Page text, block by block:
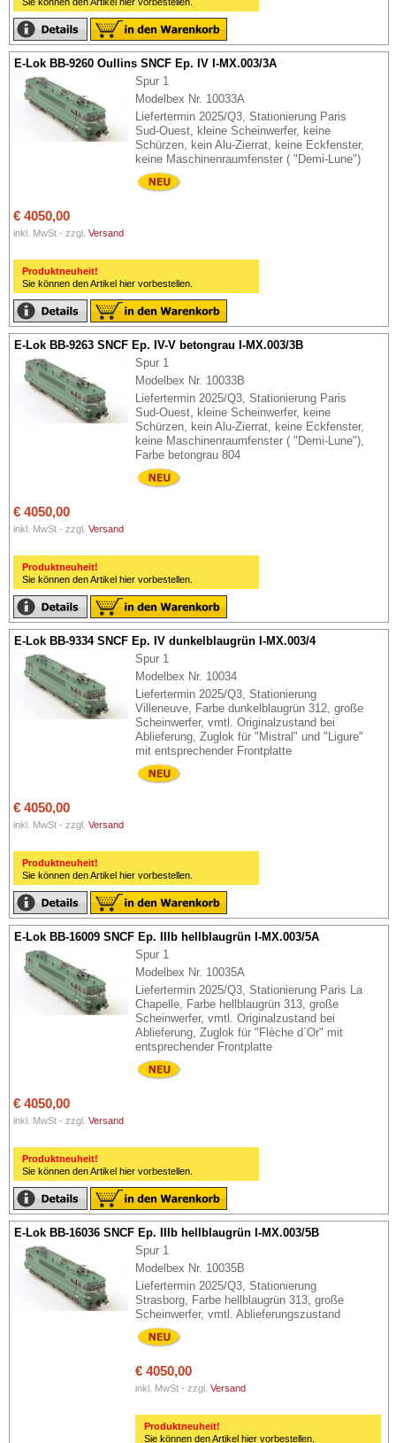
E-Lok BB-9260 Oullins SNCF Ep. IV I-MX.003/3A
Spur 1
Modelbex Nr. 10033A
Liefertermin 2025/Q3, Stationierung Paris
Sud-Ouest, kleine Scheinwerfer, keine
Schürzen, kein Alu-Zierrat, keine Eckfenster,
keine Maschinenraumfenster ( "Demi-Lune")
€ 4050,00
inkl. MwSt - zzgl. Versand
Produktneuheit!
Sie können den Artikel hier vorbestellen.
E-Lok BB-9263 SNCF Ep. IV-V betongrau I-MX.003/3B
Spur 1
Modelbex Nr. 10033B
Liefertermin 2025/Q3, Stationierung Paris
Sud-Ouest, kleine Scheinwerfer, keine
Schürzen, kein Alu-Zierrat, keine Eckfenster,
keine Maschinenraumfenster ( "Demi-Lune"),
Farbe betongrau 804
€ 4050,00
inkl. MwSt - zzgl. Versand
Produktneuheit!
Sie können den Artikel hier vorbestellen.
E-Lok BB-9334 SNCF Ep. IV dunkelblaugrün I-MX.003/4
Spur 1
Modelbex Nr. 10034
Liefertermin 2025/Q3, Stationierung
Villeneuve, Farbe dunkelblaugrün 312, große
Scheinwerfer, vmtl. Originalzustand bei
Ablieferung, Zuglok für "Mistral" und "Ligure"
mit entsprechender Frontplatte
€ 4050,00
inkl. MwSt - zzgl. Versand
Produktneuheit!
Sie können den Artikel hier vorbestellen.
E-Lok BB-16009 SNCF Ep. IIIb hellblaugrün I-MX.003/5A
Spur 1
Modelbex Nr. 10035A
Liefertermin 2025/Q3, Stationierung Paris La
Chapelle, Farbe hellblaugrün 313, große
Scheinwerfer, vmtl. Originalzustand bei
Ablieferung, Zuglok für "Flèche d`Or" mit
entsprechender Frontplatte
€ 4050,00
inkl. MwSt - zzgl. Versand
Produktneuheit!
Sie können den Artikel hier vorbestellen.
E-Lok BB-16036 SNCF Ep. IIIb hellblaugrün I-MX.003/5B
Spur 1
Modelbex Nr. 10035B
Liefertermin 2025/Q3, Stationierung
Strasborg, Farbe hellblaugrün 313, große
Scheinwerfer, vmtl. Ablieferungszustand
€ 4050,00
inkl. MwSt - zzgl. Versand
Produktneuheit!
Sie können den Artikel hier vorbestellen.